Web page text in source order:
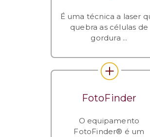
É uma técnica a laser
quebra as células de
gordura ...
FotoFinder
O equipamento
FotoFinder® é um